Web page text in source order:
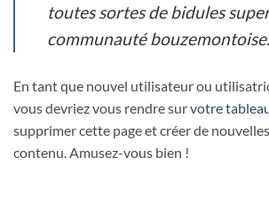
toutes sortes de bidules
communauté bouzemontoise.
En tant que nouvel utilisateur ou
vous devriez vous rendre survotre
supprimer cette page et créer de
contenu. Amusez-vous bien !